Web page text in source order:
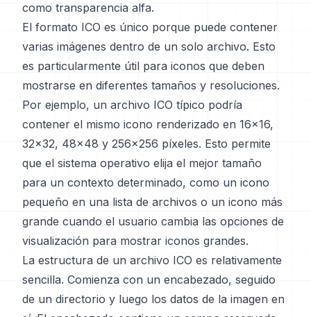
como transparencia alfa.
El formato ICO es único porque puede contener
varias imágenes dentro de un solo archivo. Esto
es particularmente útil para iconos que deben
mostrarse en diferentes tamaños y resoluciones.
Por ejemplo, un archivo ICO típico podría
contener el mismo icono renderizado en 16x16,
32x32, 48x48 y 256x256 píxeles. Esto permite
que el sistema operativo elija el mejor tamaño
para un contexto determinado, como un icono
pequeño en una lista de archivos o un icono más
grande cuando el usuario cambia las opciones de
visualización para mostrar iconos grandes.
La estructura de un archivo ICO es relativamente
sencilla. Comienza con un encabezado, seguido
de un directorio y luego los datos de la imagen en